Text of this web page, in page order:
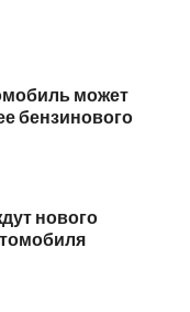
может
бензинового
нового